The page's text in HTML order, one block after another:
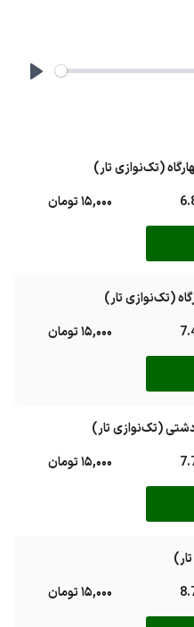
(تک‌نوازی تار)
15,000 تومان
(تک‌نوازی تار)
15,000 تومان
(تک‌نوازی تار)
15,000 تومان
15,000 تومان